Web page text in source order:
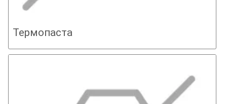
Термопаста